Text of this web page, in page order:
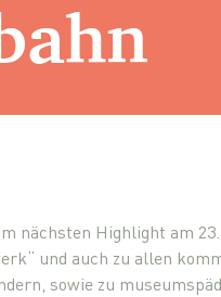
nächsten Highlight am
und auch zu allen
sowie zu